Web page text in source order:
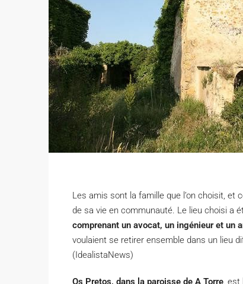
Les amis sont la famille que l’on choisit, et
de sa vie en communauté. Le lieu choisi a
comprenant un avocat, un ingénieur et un
voulaient se retirer ensemble dans un lieu
(IdealistaNews)
Os Pretos, dans la paroisse de A Torre, est